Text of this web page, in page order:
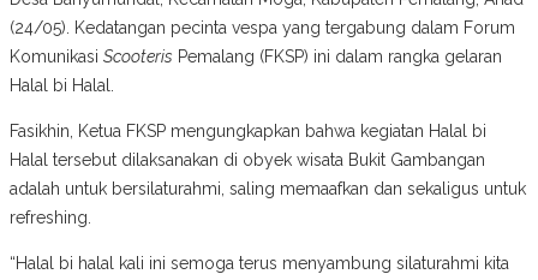
(24/05). Kedatangan pecinta vespa yang tergabung dalam Forum
Komunikasi Scooteris Pemalang (FKSP) ini dalam rangka gelaran
Halal bi Halal.
Fasikhin, Ketua FKSP mengungkapkan bahwa kegiatan Halal bi
Halal tersebut dilaksanakan di obyek wisata Bukit Gambangan
adalah untuk bersilaturahmi, saling memaafkan dan sekaligus untuk
refreshing.
“Halal bi halal kali ini semoga terus menyambung silaturahmi kita